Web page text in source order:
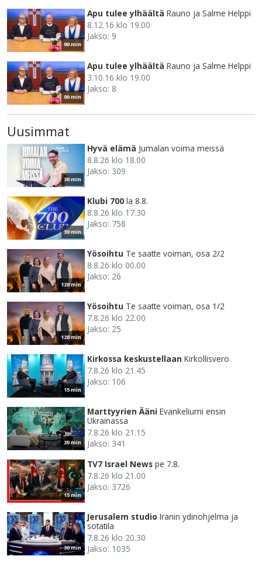
90 min
Apu tulee ylhäältä Rauno ja Salme Helppi
8.12.16 klo 19.00
Jakso: 9
90 min
Apu tulee ylhäältä Rauno ja Salme Helppi
3.10.16 klo 19.00
Jakso: 8
Uusimmat
30 min
Hyvä elämä Jumalan voima meissä
8.8.26 klo 18.00
Jakso: 309
30 min
Klubi 700 la 8.8.
8.8.26 klo 17.30
Jakso: 758
120 min
Yösoihtu Te saatte voiman, osa 2/2
8.8.26 klo 00.00
Jakso: 26
120 min
Yösoihtu Te saatte voiman, osa 1/2
7.8.26 klo 22.00
Jakso: 25
15 min
Kirkossa keskustellaan Kirkollisvero
7.8.26 klo 21.45
Jakso: 106
30 min
Marttyyrien Ääni Evankeliumi ensin
Ukrainassa
7.8.26 klo 21.15
Jakso: 341
15 min
TV7 Israel News pe 7.8.
7.8.26 klo 21.00
Jakso: 3726
30 min
Jerusalem studio Iranin ydinohjelma ja
sotatila
7.8.26 klo 20.30
Jakso: 1035